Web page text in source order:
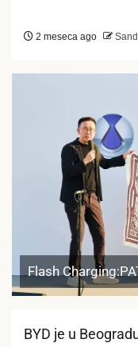
2 meseca ago
Flash
BYD je u